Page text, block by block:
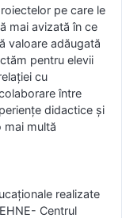
pe care le
mai avizată în ce
valoare adăugată
pentru elevii
cu
între
didactice şi
mai multă
realizate
Centrul